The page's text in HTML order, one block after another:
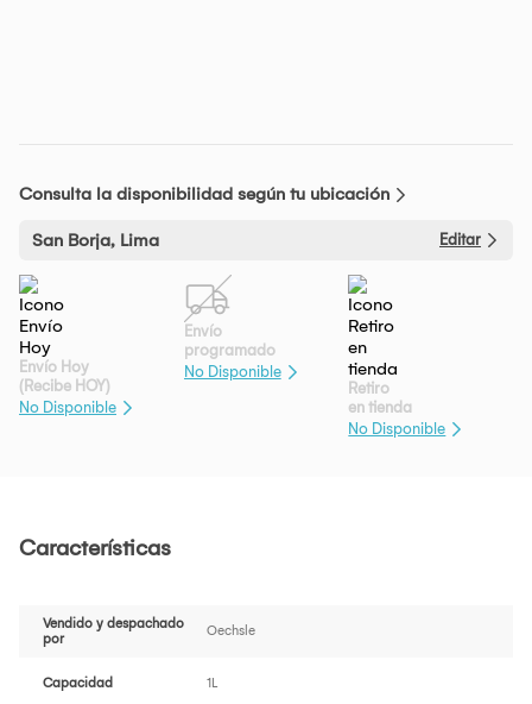
Consulta la disponibilidad según tu ubicación
San Borja, Lima Editar
Envío Hoy
(Recibe HOY)
No Disponible
Envío
programado
No Disponible
Retiro
en tienda
No Disponible
Características
Vendido y despachado
por
Oechsle
Capacidad 1L